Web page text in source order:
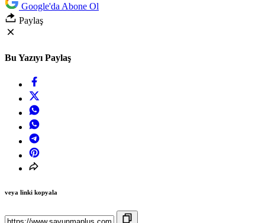
Google'da Abone Ol
Paylaş
Bu Yazıyı Paylaş
veya linki kopyala